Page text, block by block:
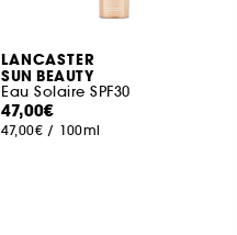
LANCASTER
SUN BEAUTY
Eau Solaire SPF30
47,00€
47,00€ / 100ml